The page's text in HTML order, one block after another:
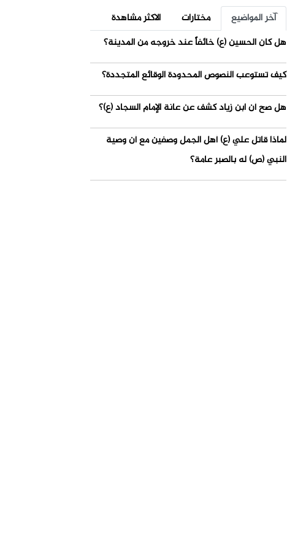
آخر المواضيع مختارات
الاكثر مشاهدة
هل كان الحسين (ع) خائفاً عند خروجه من المدينة؟
كيف تستوعب النصوص المحدودة الوقائع المتجددة؟
هل صح أن ابن زياد كشف عن عانة الإمام السجاد (ع)؟
لماذا قاتل علي (ع) أهل الجمل وصفين مع أن وصية
النبي (ص) له بالصبر عامة؟